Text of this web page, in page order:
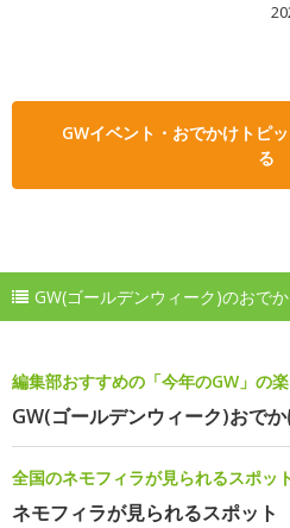
GWイベント・おでかけトピ
る
GW(ゴールデンウィーク)のおで
編集部おすすめの「今年のGW」の
GW(ゴールデンウィーク)おで
全国のネモフィラが見られるスポッ
ネモフィラが見られるスポット